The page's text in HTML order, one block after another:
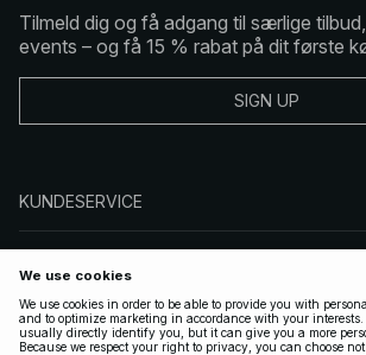
Tilmeld dig og få adgang til særlige
events – og få 15 % rabat på dit første
SIGN UP
KUNDESERVICE
FØLG OS